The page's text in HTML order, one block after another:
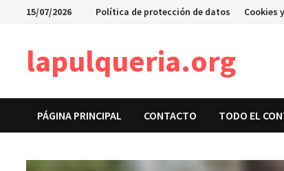
15/07/2026 Política de protección de datos Cookies
lapulqueria.org
PÁGINA PRINCIPAL CONTACTO TODO EL